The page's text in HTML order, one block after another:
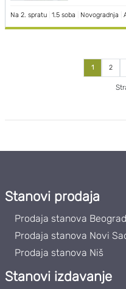
Na 2. spratu 1.5 soba Novogradnja
1 2
Stanovi prodaja
Prodaja stanova Beograd
Prodaja stanova Novi
Prodaja stanova Niš
Stanovi izdavanje